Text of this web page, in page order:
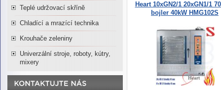
Teplé udržovací skříně
Chladící a mrazící technika
Krouhače zeleniny
Univerzální stroje, roboty, kútry,
mixery
Heart 10xGN2/1 20xGN1/1
bojler 40kW HMG102S